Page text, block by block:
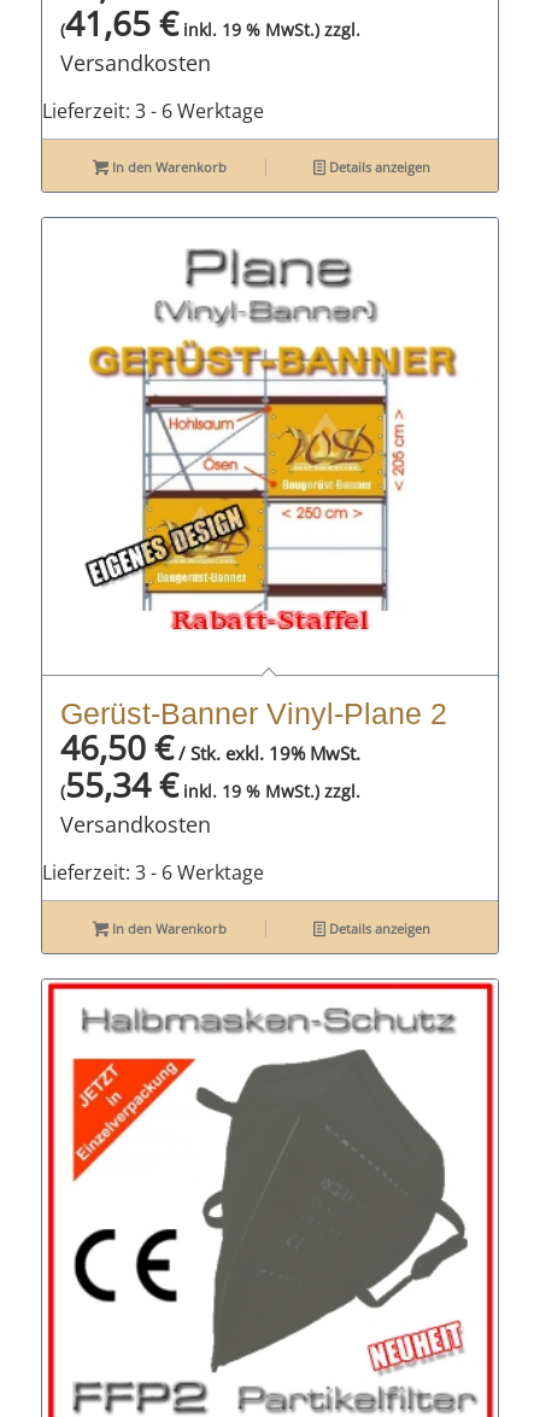
(41,65€inkl. 19 % MwSt.) zzgl.
Versandkosten
Lieferzeit: 3 - 6 Werktage
In den Warenkorb Details anzeigen
Gerüst-Banner Vinyl-Plane 2
46,50€/ Stk. exkl. 19% MwSt.
(55,34€inkl. 19 % MwSt.) zzgl.
Versandkosten
Lieferzeit: 3 - 6 Werktage
In den Warenkorb Details anzeigen